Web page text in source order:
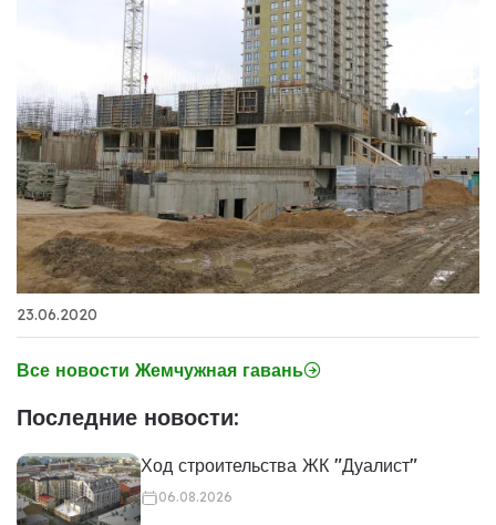
23.06.2020
Все новости Жемчужная гавань
Последние новости:
Ход строительства ЖК "Дуалист"
06.08.2026